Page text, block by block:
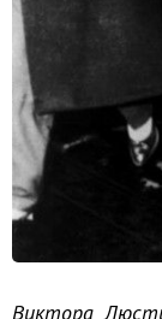
Виктора